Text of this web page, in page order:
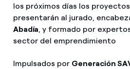
los próximos días los
presentarán al jurado,
Abadía, y formado por
sector del emprendimiento
Impulsados por Generación